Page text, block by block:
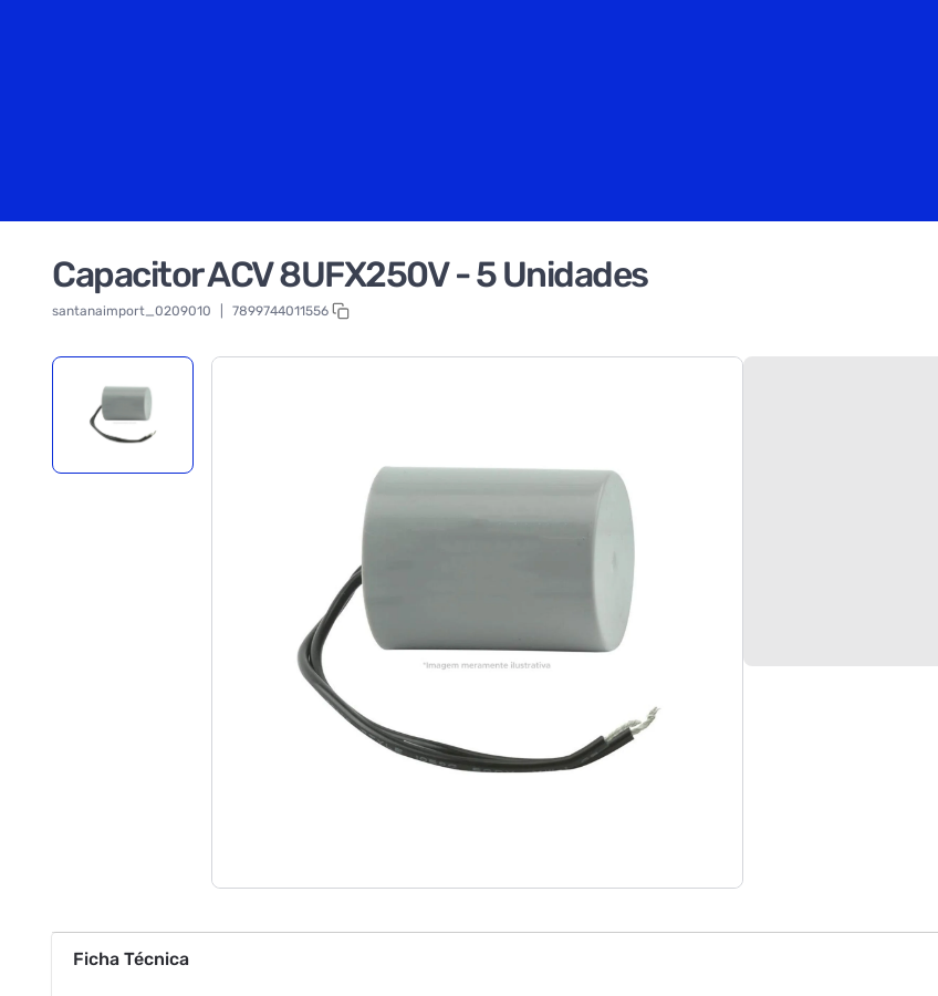
Capacitor ACV 8UFX250V - 5 Unidades
santanaimport_0209010 7899744011556
Ficha Técnica